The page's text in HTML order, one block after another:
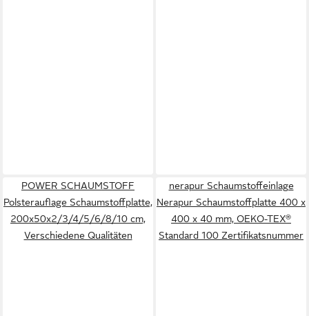
POWER SCHAUMSTOFF
Polsterauflage Schaumstoffplatte,
200x50x2/3/4/5/6/8/10 cm,
Verschiedene Qualitäten
nerapur Schaumstoffeinlage
Nerapur Schaumstoffplatte 400 x
400 x 40 mm, OEKO-TEX®
Standard 100 Zertifikatsnummer